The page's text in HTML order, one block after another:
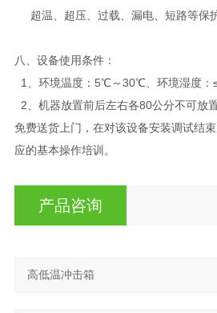
超温、超压、过载、漏电、短路等保护
八、设备使用条件：
1、环境温度：5℃～30℃、环境湿度：
2、机器放置前后左右各80公分不可放置
免费送货上门，在对该设备安装调试结
应的基本操作培训。
产品咨询